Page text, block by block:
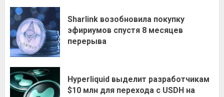
Sharlink возобновила покупку
эфириумов спустя 8 месяцев
перерыва
Hyperliquid выделит разработчикам
$10 млн для перехода с USDH на